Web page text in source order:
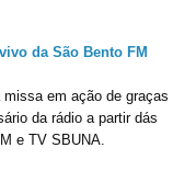
da São Bento FM
missa em ação de graças
da rádio a partir dás
e TV SBUNA.